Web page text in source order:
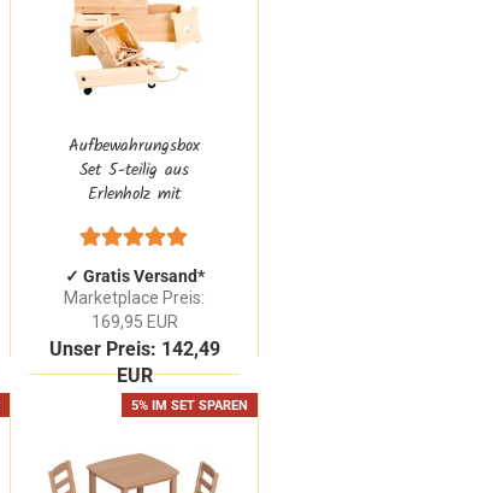
Aufbewahrungsbox
Set 5-teilig aus
Erlenholz mit
Set groß für
Spielzeug
✓ Gratis Versand*
Marketplace Preis:
169,95 EUR
Unser Preis: 142,49
EUR
5% IM SET SPAREN